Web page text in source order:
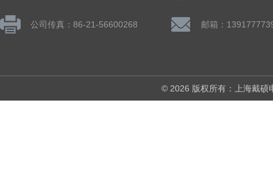
公司传真：86-21-56600268
© 2026 版权所有：上海戴